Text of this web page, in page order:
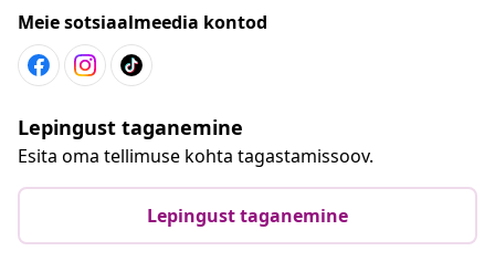
Meie sotsiaalmeedia kontod
Lepingust taganemine
Esita oma tellimuse kohta tagastamissoov.
Lepingust taganemine